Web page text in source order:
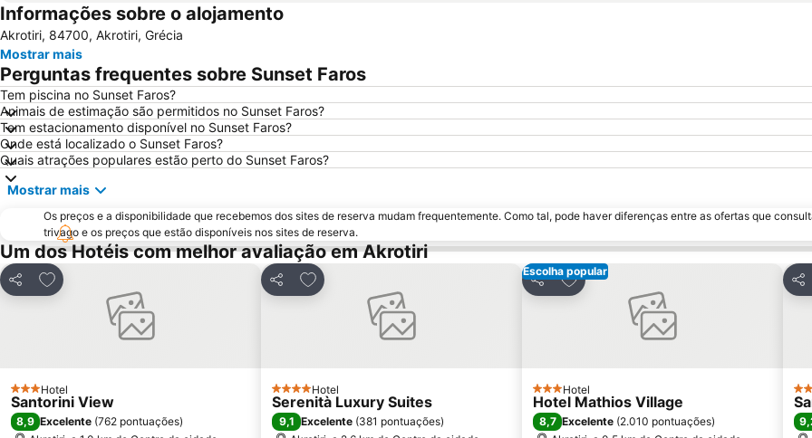
Informações sobre o alojamento
Akrotiri, 84700, Akrotiri, Grécia
Mostrar mais
Perguntas frequentes sobre Sunset Faros
Tem piscina no Sunset Faros?
Animais de estimação são permitidos no Sunset Faros?
Tem estacionamento disponível no Sunset Faros?
Onde está localizado o Sunset Faros?
Quais atrações populares estão perto do Sunset Faros?
Mostrar mais
Os preços e a disponibilidade que recebemos dos sites de reserva mudam frequentemente. Como tal, pode haver diferenças entre as ofertas que
trivago e os preços que estão disponíveis nos sites de reserva.
Um dos Hotéis com melhor avaliação em Akrotiri
Partilhar
Adicionar aos favoritos
3 Estrelas
Hotel
Santorini View
8,9 Excelente (762 pontuações)
Partilhar
Adicionar aos favoritos
4 Estrelas
Hotel
Serenità Luxury Suites
9,1 Excelente (381 pontuações)
Escolha popular
Partilhar
Adicionar aos favoritos
3 Estrelas
Hotel
Hotel Mathios Village
8,7 Excelente (2.010 pontuações)
3